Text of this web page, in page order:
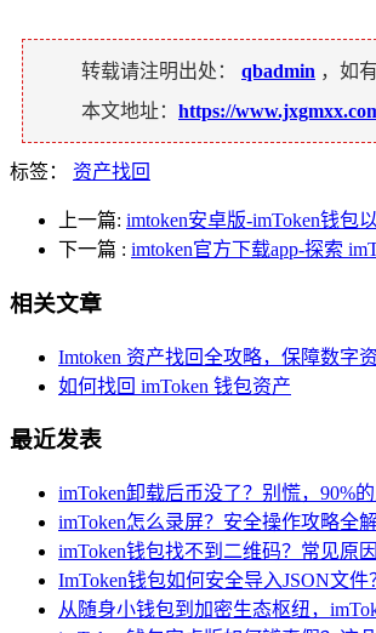
转载请注明出处： qbadmin ，如
本文地址： https://
标签： 资产找回
上一篇: imtoken安卓版-imToken钱包
下一篇 : imtoken官方下载app-探索
相关文章
Imtoken 资产找回全攻略，保障数字
如何找回 imToken 钱包资产
最近发表
imToken卸载后币没了？别慌，90%
imToken怎么录屏？安全操作攻略全
imToken钱包找不到二维码？常见原
ImToken钱包如何安全导入JSON文
从随身小钱包到加密生态枢纽，